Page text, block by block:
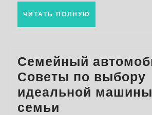
ЧИТАТЬ ПОЛНУЮ
Семейный
Советы по выбору
идеальной
семьи